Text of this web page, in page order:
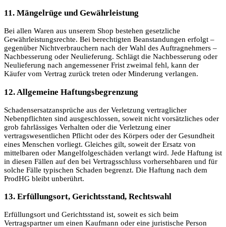
11. Mängelrüge und Gewährleistung
Bei allen Waren aus unserem Shop bestehen gesetzliche
Gewährleistungsrechte. Bei berechtigten Beanstandungen erfolgt –
gegenüber Nichtverbrauchern nach der Wahl des Auftragnehmers –
Nachbesserung oder Neulieferung. Schlägt die Nachbesserung oder
Neulieferung nach angemessener Frist zweimal fehl, kann der
Käufer vom Vertrag zurück treten oder Minderung verlangen.
12. Allgemeine Haftungsbegrenzung
Schadensersatzansprüche aus der Verletzung vertraglicher
Nebenpflichten sind ausgeschlossen, soweit nicht vorsätzliches oder
grob fahrlässiges Verhalten oder die Verletzung einer
vertragswesentlichen Pflicht oder des Körpers oder der Gesundheit
eines Menschen vorliegt. Gleiches gilt, soweit der Ersatz von
mittelbaren oder Mangelfolgeschäden verlangt wird. Jede Haftung ist
in diesen Fällen auf den bei Vertragsschluss vorhersehbaren und für
solche Fälle typischen Schaden begrenzt. Die Haftung nach dem
ProdHG bleibt unberührt.
13. Erfüllungsort, Gerichtsstand, Rechtswahl
Erfüllungsort und Gerichtsstand ist, soweit es sich beim
Vertragspartner um einen Kaufmann oder eine juristische Person